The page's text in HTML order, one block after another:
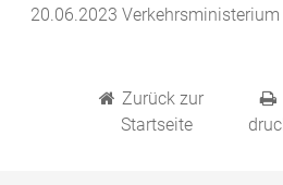
20.06.2023
Zurück zur
Startseite